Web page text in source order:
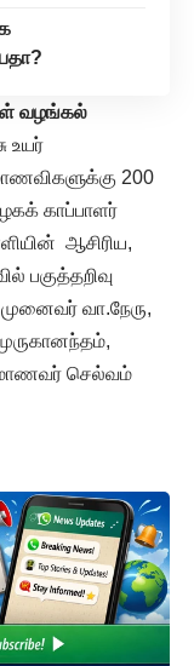
வழங்கல்
உயர்
200
காப்பாளர்
ஆசிரிய,
பகுத்தறிவு
வா.நேரு,
மாணவர் செல்வம்